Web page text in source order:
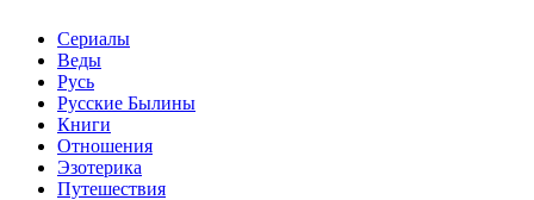
Сериалы
Веды
Русь
Русские Былины
Книги
Отношения
Эзотерика
Путешествия